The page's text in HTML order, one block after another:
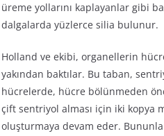
üreme yollarını kaplayanlar gibi
dalgalarda yüzlerce silia bulunur.
Holland ve ekibi, organellerin
yakından baktılar. Bu taban,
hücrelerde, hücre bölünmeden
çift sentriyol alması için iki kopya
oluşturmaya devam eder.